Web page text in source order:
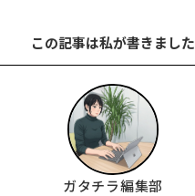
この記事は私が書きました
ガタチラ編集部